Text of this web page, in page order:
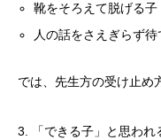
靴をそろえて脱げる子
人の話をさえぎらず待
では、先生方の受け止め
3. 「できる子」と思われ